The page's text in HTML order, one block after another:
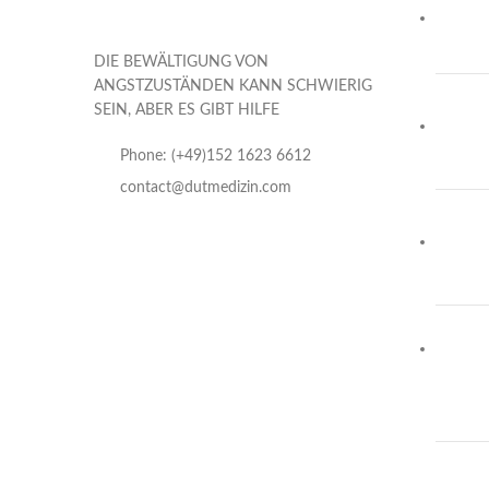
DIE BEWÄLTIGUNG VON
ANGSTZUSTÄNDEN KANN SCHWIERIG
SEIN, ABER ES GIBT HILFE
Phone: (+49)152 1623 6612
contact@dutmedizin.com